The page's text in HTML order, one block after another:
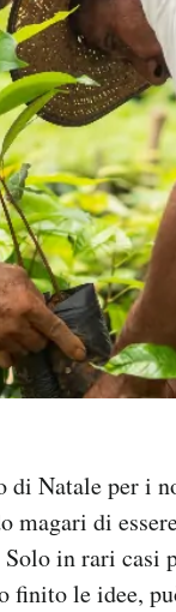
di Natale per i
magari di
in rari casi
finito le idee,